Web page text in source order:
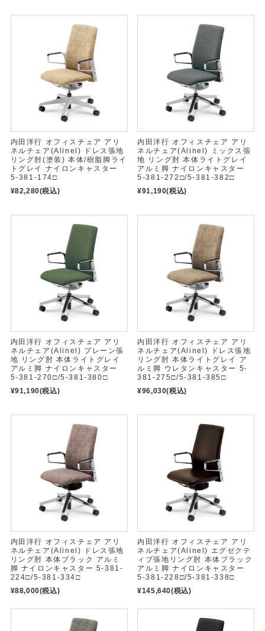
内田洋行 オフィスチェア アリ
ネルチェア(Alinel) ドレス張地
リング肘(塗装) 本体/樹脂脚ライ
トグレイ ナイロンキャスター
5-381-174□
¥82,280(税込)
内田洋行 オフィスチェア アリ
ネルチェア(Alinel) ミックス張
地 リング肘 本体ライトグレイ
アルミ脚 ナイロンキャスター
5-381-272□/5-381-382□
¥91,190(税込)
内田洋行 オフィスチェア アリ
ネルチェア(Alinel) プレーン張
地 リング肘 本体ライトグレイ
アルミ脚 ナイロンキャスター
5-381-270□/5-381-380□
¥91,190(税込)
内田洋行 オフィスチェア アリ
ネルチェア(Alinel) ドレス張地
リング肘 本体ライトグレイ ア
ルミ脚 ウレタンキャスター 5-
381-275□/5-381-385□
¥96,030(税込)
内田洋行 オフィスチェア アリ
ネルチェア(Alinel) ドレス張地
リング肘 本体ブラック アルミ
脚 ナイロンキャスター 5-381-
224□/5-381-334□
¥88,000(税込)
内田洋行 オフィスチェア アリ
ネルチェア(Alinel) エグゼクテ
ィブ張地リング肘 本体ブラック
アルミ脚 ナイロンキャスター
5-381-228□/5-381-338□
¥145,640(税込)